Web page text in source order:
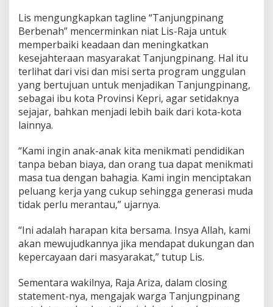
Lis mengungkapkan tagline “Tanjungpinang
Berbenah” mencerminkan niat Lis-Raja untuk
memperbaiki keadaan dan meningkatkan
kesejahteraan masyarakat Tanjungpinang. Hal itu
terlihat dari visi dan misi serta program unggulan
yang bertujuan untuk menjadikan Tanjungpinang,
sebagai ibu kota Provinsi Kepri, agar setidaknya
sejajar, bahkan menjadi lebih baik dari kota-kota
lainnya.
“Kami ingin anak-anak kita menikmati pendidikan
tanpa beban biaya, dan orang tua dapat menikmati
masa tua dengan bahagia. Kami ingin menciptakan
peluang kerja yang cukup sehingga generasi muda
tidak perlu merantau,” ujarnya.
“Ini adalah harapan kita bersama. Insya Allah, kami
akan mewujudkannya jika mendapat dukungan dan
kepercayaan dari masyarakat,” tutup Lis.
Sementara wakilnya, Raja Ariza, dalam closing
statement-nya, mengajak warga Tanjungpinang